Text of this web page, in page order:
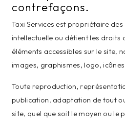
contrefaçons.
Taxi Services est propriétaire
intellectuelle ou détient les droits
éléments accessibles sur le site,
images, graphismes, logo,
Toute reproduction,
publication, adaptation de tout
site, quel que soit le moyen ou le